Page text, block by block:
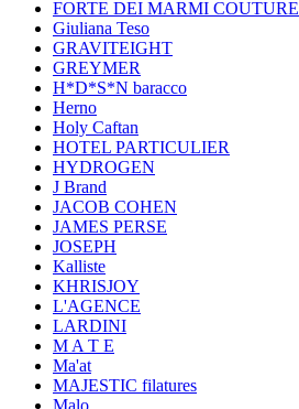
FORTE DEI MARMI COUTURE
Giuliana Teso
GRAVITEIGHT
GREYMER
H*D*S*N baracco
Herno
Holy Caftan
HOTEL PARTICULIER
HYDROGEN
J Brand
JACOB COHEN
JAMES PERSE
JOSEPH
Kalliste
KHRISJOY
L'AGENCE
LARDINI
M A T E
Ma'at
MAJESTIC filatures
Malo